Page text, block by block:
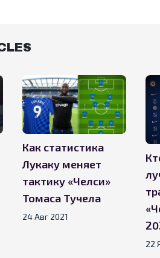
Как статистика
Лукаку меняет
тактику «Челси»
Томаса Тучела
24 Авг 2021
22